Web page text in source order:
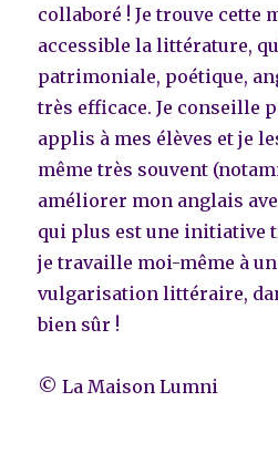
collaboré ! Je trouve cette
accessible la littérature,
patrimoniale, poétique,
très efficace. Je conseille
applis à mes élèves et je
même très souvent
améliorer mon anglais
qui plus est une initiative
je travaille moi-même à
vulgarisation littéraire,
bien sûr !
© La Maison Lumni